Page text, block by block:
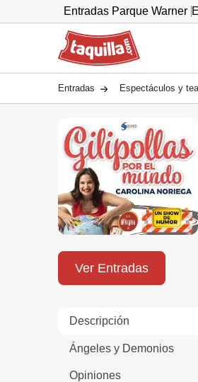
Entradas Parque Warner
Taquilla.com
Entradas Espectáculos y
Ver Entradas
Descripción
Ángeles y Demonios
Opiniones